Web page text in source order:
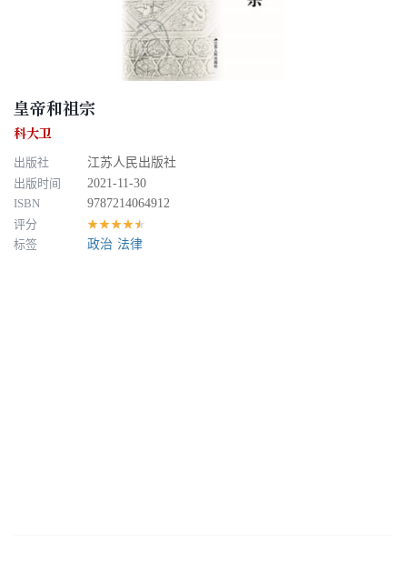
皇帝和祖宗
科大卫
出版社
江苏人民出版社
出版时间
2021-11-30
ISBN
9787214064912
评分
★★★★★
标签 政治 法律